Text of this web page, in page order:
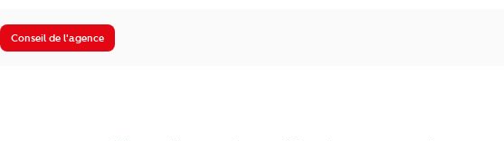
Conseil de l'agence